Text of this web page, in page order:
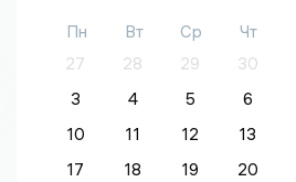
Пн Вт Ср Чт
27
28 29 30
3
4 5 6
10
11 12 13
17
18 19 20